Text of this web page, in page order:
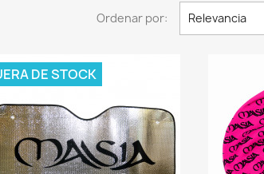
Ordenar por: Relevancia
DE STOCK